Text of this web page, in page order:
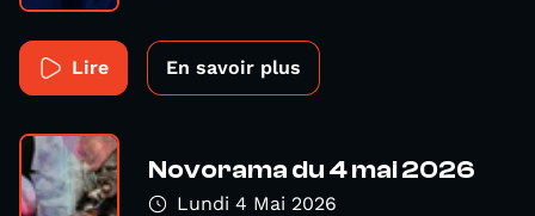
Lire En savoir plus
Novorama du 4 mai 2026
Lundi 4 Mai 2026